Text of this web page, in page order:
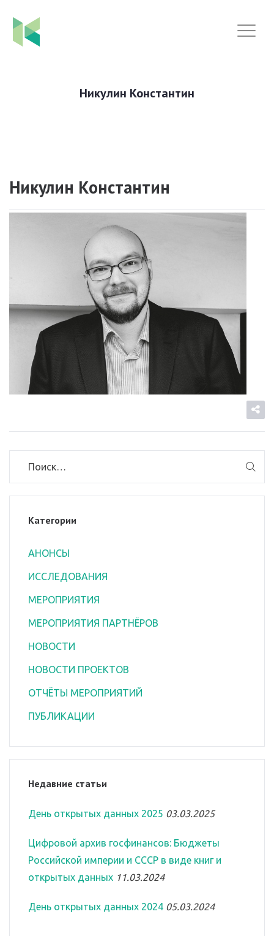
Никулин Константин
Никулин Константин
Категории
АНОНСЫ
ИССЛЕДОВАНИЯ
МЕРОПРИЯТИЯ
МЕРОПРИЯТИЯ ПАРТНЁРОВ
НОВОСТИ
НОВОСТИ ПРОЕКТОВ
ОТЧЁТЫ МЕРОПРИЯТИЙ
ПУБЛИКАЦИИ
Недавние статьи
День открытых данных 2025 03.03.2025
Цифровой архив госфинансов: Бюджеты
Российской империи и СССР в виде книг и
открытых данных 11.03.2024
День открытых данных 2024 05.03.2024